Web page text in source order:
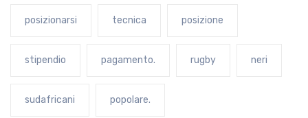
posizionarsi tecnica posizione
stipendio pagamento. rugby neri
sudafricani popolare.